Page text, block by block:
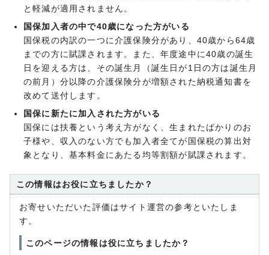
と軽減が適用されません。
国保加入者の中で40歳になった方がいる
国保税の内訳の一つに介護保険分があり、40歳から64歳
までの方に賦課されます。また、年度途中に40歳の誕生
日を迎える方は、その誕生月（誕生日が1日の方は誕生月
の前月）分以降の介護保険分が増額された納税通知書を
改めて送付します。
国保に新たに加入された方がいる
国保には扶養という考え方がなく、生まれたばかりのお
子様や、収入のない方でも加入者全てが国保税の算出対
象となり、基本料金にあたる均等割額が賦課されます。
この情報はお役に立ちましたか？
お寄せいただいた評価はサイト運営の参考といたしま
す。
このページの情報は役に立ちましたか？